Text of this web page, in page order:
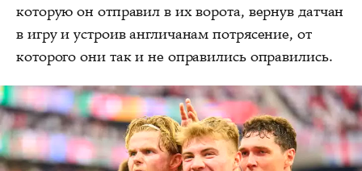
которую он отправил в их ворота, вернув датчан
в игру и устроив англичанам потрясение, от
которого они так и не оправились оправились.